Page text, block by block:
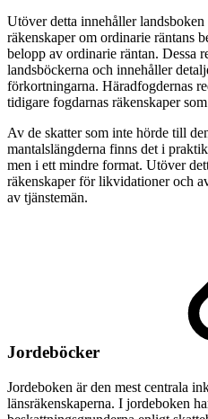
Utöver detta innehåller landsboken
räkenskaper om ordinarie räntans
belopp av ordinarie räntan. Dessa
landsböckerna och innehåller
förkortningarna. Häradfogdernas
tidigare fogdarnas räkenskaper
Av de skatter som inte hörde till
mantalslängderna finns det i
men i ett mindre format. Utöver
räkenskaper för likvidationer och
av tjänstemän.
Jordeböcker
Jordeboken är den mest centrala
länsräkenskaperna. I jordeboken